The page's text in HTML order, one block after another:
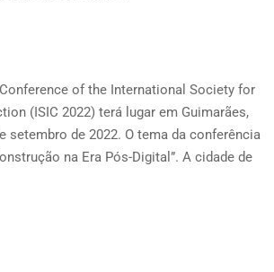
of the International Society for
(ISIC 2022) terá lugar em Guimarães,
setembro de 2022. O tema da conferência
na Era Pós-Digital”. A cidade de